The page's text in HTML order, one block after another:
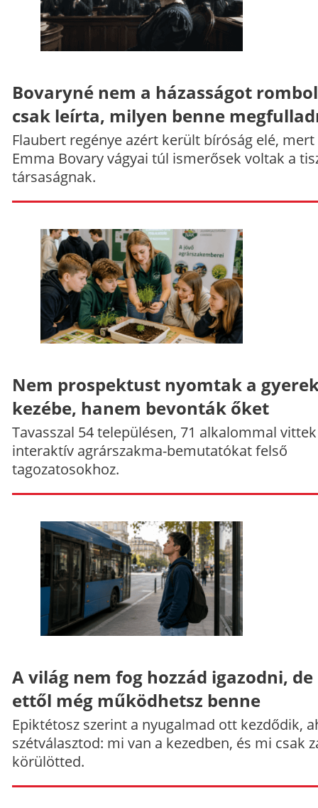
Bovaryné nem a házasságot
csak leírta, milyen benne
Flaubert regénye azért került bíróság elé, mert
Emma Bovary vágyai túl ismerősek voltak a
társaságnak.
Nem prospektust nyomtak a
kezébe, hanem bevonták őket
Tavasszal 54 településen, 71 alkalommal vittek
interaktív agrárszakma-bemutatókat felső
tagozatosokhoz.
A világ nem fog hozzád igazodni, de
ettől még működhetsz benne
Epiktétosz szerint a nyugalmad ott kezdődik,
szétválasztod: mi van a kezedben, és mi csak
körülötted.